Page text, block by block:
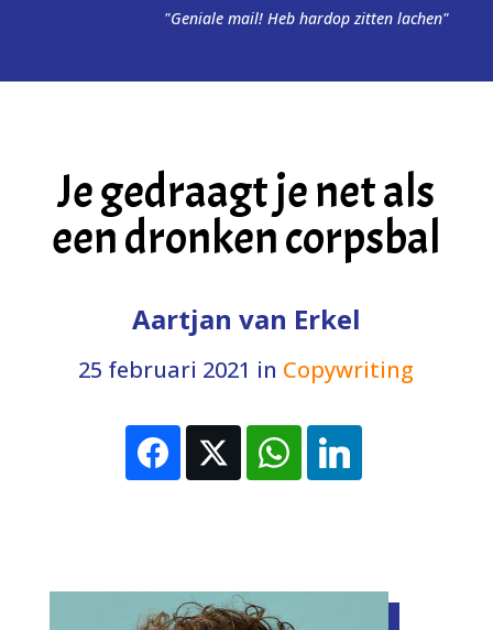
"Geniale mail! Heb hardop zitten lachen"
Je gedraagt je net als
een dronken corpsbal
Aartjan van Erkel
25 februari 2021 in Copywriting